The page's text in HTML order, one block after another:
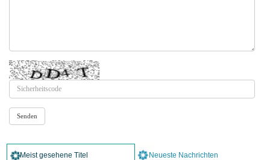
Meist gesehene Titel Neueste Nachrichten